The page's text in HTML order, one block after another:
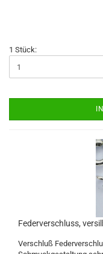
1 Stück:
Federverschluss,
Verschluß